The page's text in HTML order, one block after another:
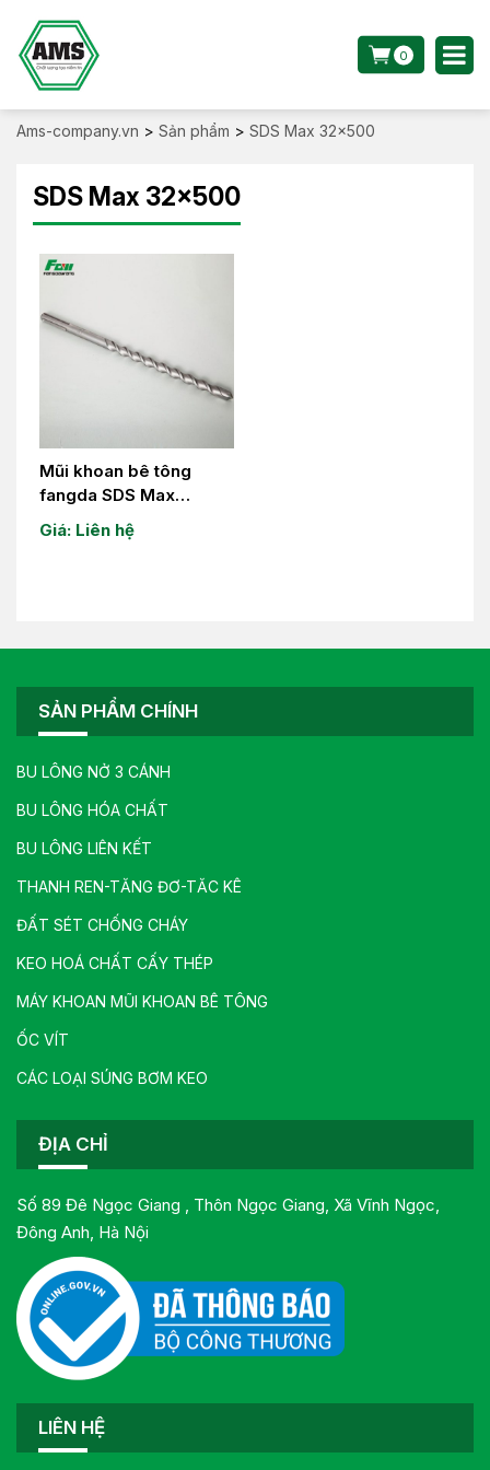
0
Ams-company.vn > Sản phẩm > SDS Max 32x500
SDS Max 32x500
Mũi khoan bê tông
fangda SDS Max
28×400-28×500-
30×500-32×500
Giá: Liên hệ
SẢN PHẨM CHÍNH
BU LÔNG NỞ 3 CÁNH
BU LÔNG HÓA CHẤT
BU LÔNG LIÊN KẾT
THANH REN-TĂNG ĐƠ-TĂC KÊ
ĐẤT SÉT CHỐNG CHÁY
KEO HOÁ CHẤT CẤY THÉP
MÁY KHOAN MŨI KHOAN BÊ TÔNG
ỐC VÍT
CÁC LOẠI SÚNG BƠM KEO
ĐỊA CHỈ
Số 89 Đê Ngọc Giang , Thôn Ngọc Giang, Xã Vĩnh Ngọc,
Đông Anh, Hà Nội
LIÊN HỆ